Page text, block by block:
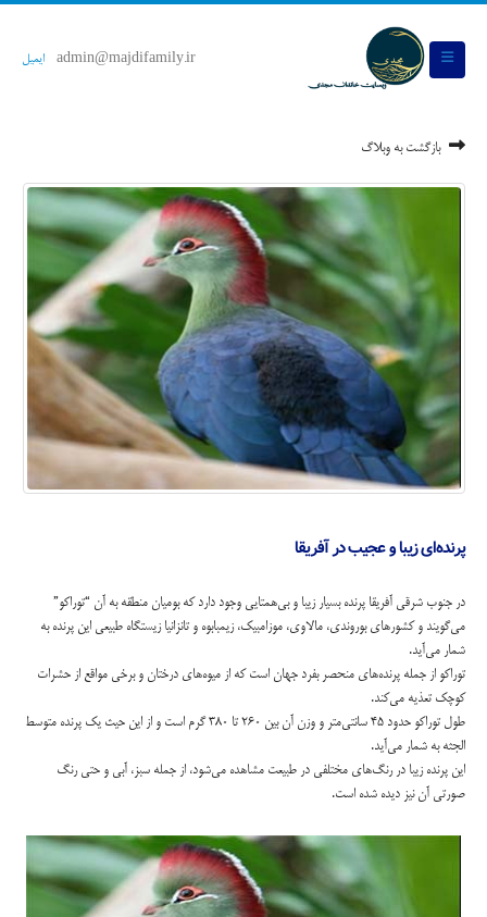
admin@majdifamily.ir ایمیل
بازگشت به وبلاگ
پرنده‌ای زیبا و عجیب در آفریقا
در جنوب شرقی آفریقا پرنده بسیار زیبا و بی‌همتایی وجود دارد که بومیان منطقه به آن “توراکو”
می‌گویند و کشورهای بوروندی، مالاوی، موزامبیک، زیمبابوه و تانزانیا زیستگاه طبیعی این پرنده به
شمار می‌آید.
توراکو از جمله پرنده‌های منحصر بفرد جهان است که از میوه‌های درختان و برخی مواقع از حشرات
کوچک تعذیه می‌کند.
طول توراکو حدود 45 سانتی‌متر و وزن آن بین 260 تا 380 گرم است و از این حیث یک پرنده متوسط
الجثه به شمار می‌آید.
این پرنده زیبا در رنگ‌های مختلفی در طبیعت مشاهده می‌شود، از جمله سبز،‌ آبی و حتی رنگ
صورتی آن نیز دیده شده است.